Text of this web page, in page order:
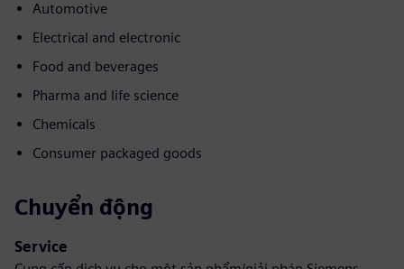
Automotive
Electrical and electronic
Food and beverages
Pharma and life science
Chemicals
Consumer packaged goods
Chuyển động
Service